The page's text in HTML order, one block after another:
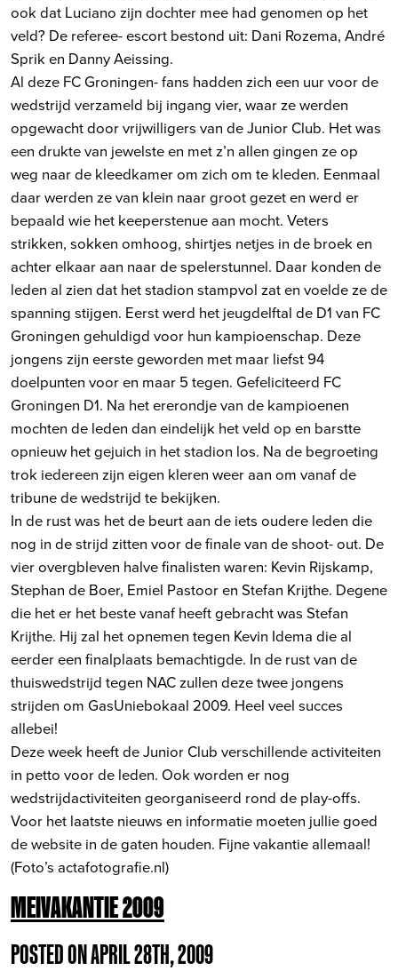
ook dat Luciano zijn dochter mee had genomen op het
veld? De referee- escort bestond uit: Dani Rozema, André
Sprik en Danny Aeissing.
Al deze FC Groningen- fans hadden zich een uur voor de
wedstrijd verzameld bij ingang vier, waar ze werden
opgewacht door vrijwilligers van de Junior Club. Het was
een drukte van jewelste en met z’n allen gingen ze op
weg naar de kleedkamer om zich om te kleden. Eenmaal
daar werden ze van klein naar groot gezet en werd er
bepaald wie het keeperstenue aan mocht. Veters
strikken, sokken omhoog, shirtjes netjes in de broek en
achter elkaar aan naar de spelerstunnel. Daar konden de
leden al zien dat het stadion stampvol zat en voelde ze de
spanning stijgen. Eerst werd het jeugdelftal de D1 van FC
Groningen gehuldigd voor hun kampioenschap. Deze
jongens zijn eerste geworden met maar liefst 94
doelpunten voor en maar 5 tegen. Gefeliciteerd FC
Groningen D1. Na het ererondje van de kampioenen
mochten de leden dan eindelijk het veld op en barstte
opnieuw het gejuich in het stadion los. Na de begroeting
trok iedereen zijn eigen kleren weer aan om vanaf de
tribune de wedstrijd te bekijken.
In de rust was het de beurt aan de iets oudere leden die
nog in de strijd zitten voor de finale van de shoot- out. De
vier overgbleven halve finalisten waren: Kevin Rijskamp,
Stephan de Boer, Emiel Pastoor en Stefan Krijthe. Degene
die het er het beste vanaf heeft gebracht was Stefan
Krijthe. Hij zal het opnemen tegen Kevin Idema die al
eerder een finalplaats bemachtigde. In de rust van de
thuiswedstrijd tegen NAC zullen deze twee jongens
strijden om GasUniebokaal 2009. Heel veel succes
allebei!
Deze week heeft de Junior Club verschillende activiteiten
in petto voor de leden. Ook worden er nog
wedstrijdactiviteiten georganiseerd rond de play-offs.
Voor het laatste nieuws en informatie moeten jullie goed
de website in de gaten houden. Fijne vakantie allemaal!
(Foto’s actafotografie.nl)
MEIVAKANTIE 2009
POSTED ON APRIL 28TH, 2009